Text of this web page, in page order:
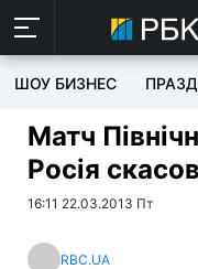
ШОУ БИЗНЕС
Матч
Росія
16:11 22.03.2013 Пт
RBC.UA